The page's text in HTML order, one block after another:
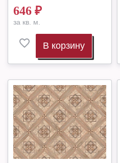
646 ₽
за кв. м.
В корзину